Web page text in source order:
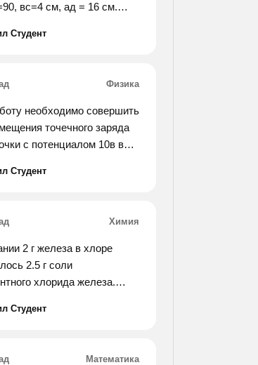
вс=4 см, ад = 16 см.
Студент
Физика
необходимо совершить
точечного заряда
с потенциалом 10в в
Студент
Химия
2 г железа в хлоре
2.5 г соли
хлорида железа.
к теоретически
Студент
Математика